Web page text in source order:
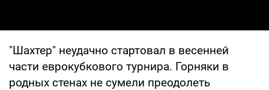
"Шахтер" неудачно стартовал в весенней
части еврокубкового турнира. Горняки в
родных стенах не сумели преодолеть